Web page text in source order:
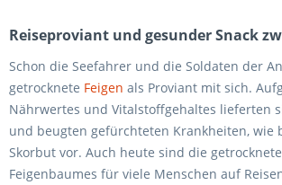
Reiseproviant und gesunder Snack
Schon die Seefahrer und die Soldaten der
getrocknete Feigen als Proviant mit sich.
Nährwertes und Vitalstoffgehaltes lieferten
und beugten gefürchteten Krankheiten, wie
Skorbut vor. Auch heute sind die
Feigenbaumes für viele Menschen auf